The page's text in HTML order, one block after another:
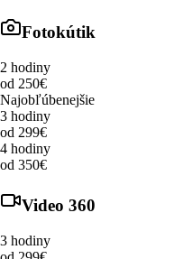
Fotokútik
2 hodiny
od 250€
Najobľúbenejšie
3 hodiny
od 299€
4 hodiny
od 350€
Video 360
3 hodiny